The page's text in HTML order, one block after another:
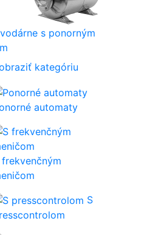
s ponorným
kategóriu
automaty
frekvenčným
S